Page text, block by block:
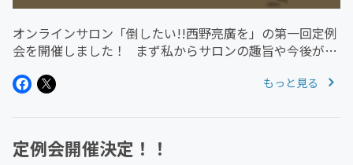
オンラインサロン「倒したい!!西野亮廣を」の第一回定例
会を開催しました！ まず私からサロンの趣旨や今後が方
話 落合陽一さんの話 芸能人とファンの距離感の話 レタ
もっと見る
定例会開催決定！！